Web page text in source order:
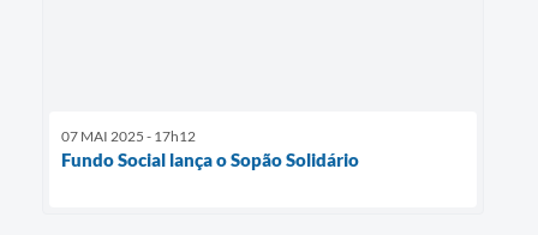
07 MAI 2025 - 17h12
Fundo Social lança o Sopão Solidário